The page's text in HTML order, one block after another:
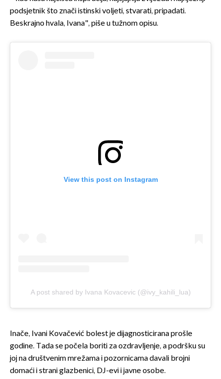
podsjetnik što znači istinski voljeti, stvarati, pripadati.
Beskrajno hvala, Ivana", piše u tužnom opisu.
View this post on Instagram
A post shared by Ivana Kovacevic (@ivy_kahili_lua)
Inače, Ivani Kovačević bolest je dijagnosticirana prošle
godine. Tada se počela boriti za ozdravljenje, a podršku su
joj na društvenim mrežama i pozornicama davali brojni
domaći i strani glazbenici, DJ-evi i javne osobe.